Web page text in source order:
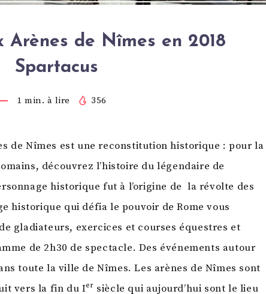
Arènes de Nîmes en 2018
Spartacus
1 min. à lire 356
de Nîmes est une reconstitution historique : pour la
découvrez l’histoire du légendaire de
historique fut à l’origine de la révolte des
historique qui défia le pouvoir de Rome vous
gladiateurs, exercices et courses équestres et
de 2h30 de spectacle. Des événements autour
toute la ville de Nîmes. Les arènes de Nîmes sont
vers la fin du Iᵉʳ siècle qui aujourd’hui sont le lieu